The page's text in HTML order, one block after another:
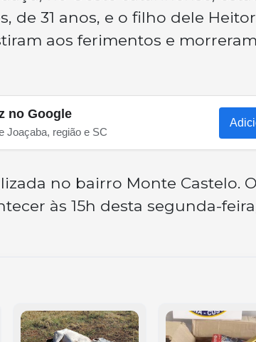
de 31 anos, e o filho dele Heitor
aos ferimentos e morreram
no Google
Joaçaba, região e SC
no bairro Monte Castelo. O
às 15h desta segunda-